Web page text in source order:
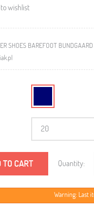
wishlist
SHOES BAREFOOT
20
TO CART Quantity:
Warning: Last